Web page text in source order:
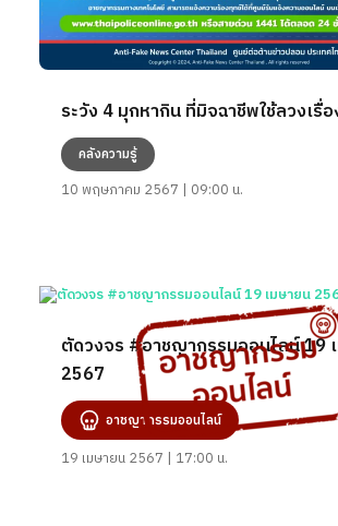
ระวัง 4 มุกหากิน ที่มิจฉาชีพใช้ลวงเรื่
คลังความรู้
10 พฤษภาคม 2567 | 09:00 น.
ตัดวงจร #อาชญากรรมออนไลน์ 19
2567
อาชญากรรมออนไลน์
19 เมษายน 2567 | 17:00 น.